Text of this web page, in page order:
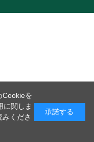
Cookieを
に関しま
くださ
承諾する